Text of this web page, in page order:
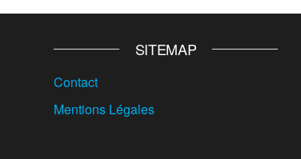
SITEMAP
Contact
Mentions Légales